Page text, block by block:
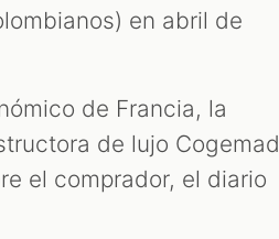
en abril de
de Francia, la
de lujo
el comprador, el diario